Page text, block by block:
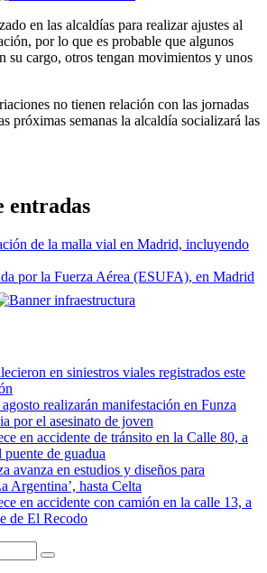
en las alcaldías para realizar ajustes al
por lo que es probable que algunos
su cargo, otros tengan movimientos y unos
no tienen relación con las jornadas
próximas semanas la alcaldía socializará las
entradas
de la malla vial en Madrid, incluyendo
por la Fuerza Aérea (ESUFA), en Madrid
en siniestros viales registrados este
realizarán manifestación en Funza
por el asesinato de joven
en accidente de tránsito en la Calle 80, a
de guadua
avanza en estudios y diseños para
Argentina’, hasta Celta
en accidente con camión en la calle 13, a
de El Recodo